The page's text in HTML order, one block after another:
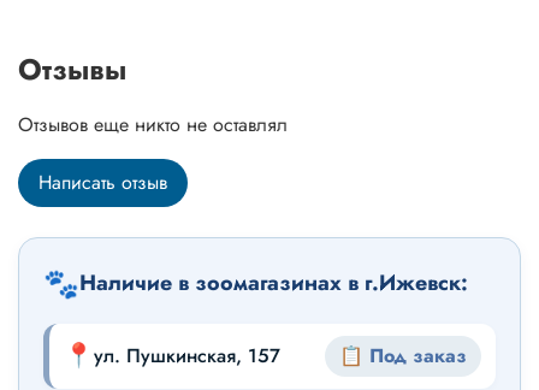
Отзывы
Отзывов еще никто не оставлял
Написать отзыв
🐾Наличие в зоомагазинах в г.Ижевск:
📍 ул. Пушкинская, 157 📋 Под заказ